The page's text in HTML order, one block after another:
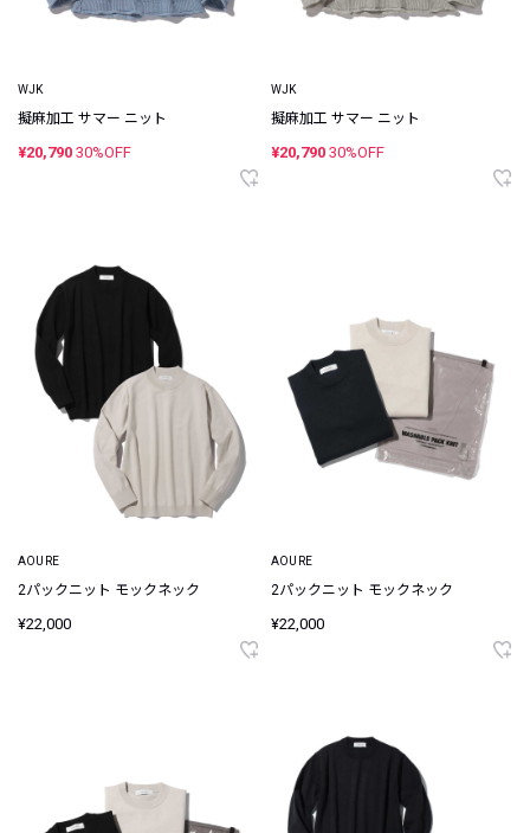
WJK
擬麻加工 サマー ニット
¥20,790 30%OFF
WJK
擬麻加工 サマー ニット
¥20,790 30%OFF
AOURE
2パックニット モックネック
¥22,000
AOURE
2パックニット モックネック
¥22,000